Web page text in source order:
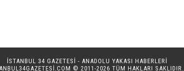
İSTANBUL 34 GAZETESİ - ANADOLU YAKASI HABERLERİ
© 2011-2026 TÜM HAKLARI SAKLIDIR.